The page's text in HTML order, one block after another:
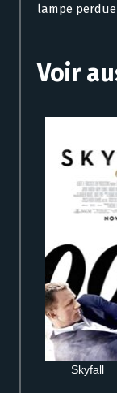
lampe
Voir
Skyfall